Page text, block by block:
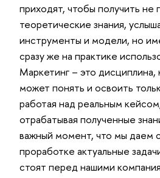
приходят, чтобы получить не
теоретические знания,
инструменты и модели, но
сразу же на практике
Маркетинг – это дисциплина,
может понять и освоить
работая над реальным
отрабатывая полученные
важный момент, что мы даем
проработке актуальные
стоят перед нашими